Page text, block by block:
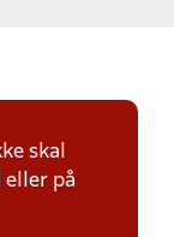
skal
eller på